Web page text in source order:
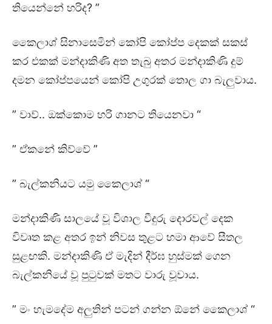
තියෙන්නේ හරිද? ”
කෛලාශ් සිනාසෙමින් කෝපි කෝප්ප දෙකක් සකස්
කර එකක් මන්දාකිණි අත තැබු අතර මන්දාකිණි දුම්
දමන කෝප්පයෙන් කෝපි උගුරක් තොල ගා බැලුවාය.
” වාව්.. ඔක්කොම හරි ගානට තියෙනවා “
” ඒකනේ කිව්වේ ”
” බැල්කනියට යමු කෛලාශ් “
මන්දාකිණි සාලයේ වූ විශාල වීදුරු දොරවල් දෙක
විවෘත කළ අතර ඉන් නිවස තුළට හමා ආවේ සීතල
සුළඟකි. මන්දාකිණි ඒ මැදින් දීර්ඝ හුස්මක් ගෙන
බැල්කනියේ වූ පුටුවක් මතට වාරු වූවාය.
” මං හැමදේම අලුතින් පටන් ගන්න ඕනේ කෛලාශ් “